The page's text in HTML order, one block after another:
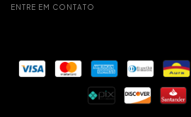
ENTRE EM CONTATO